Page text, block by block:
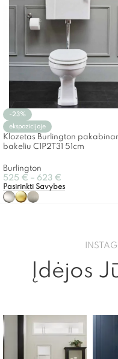
-23%
ekspozicijoje
Klozetas Burlington
bakeliu C1P2T31 51cm
Burlington
525 € – 623 €
Pasirinkti Savybes
Įdėjos